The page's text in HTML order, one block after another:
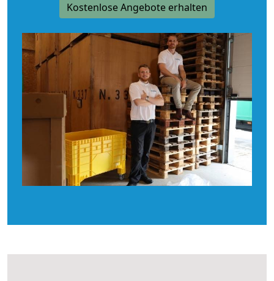
Kostenlose Angebote erhalten